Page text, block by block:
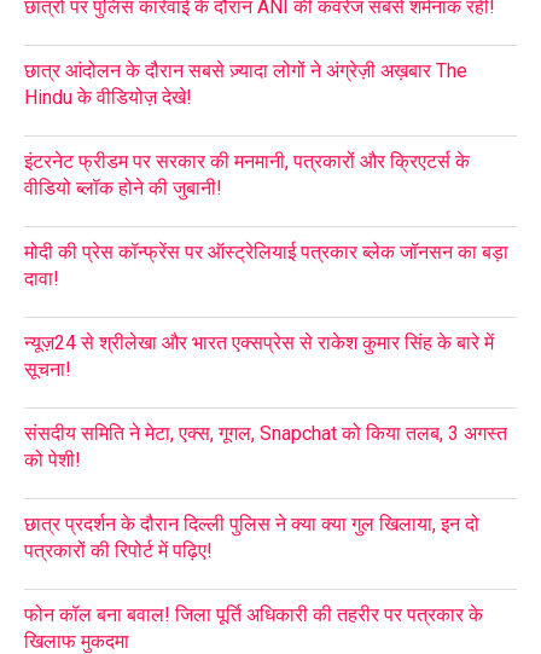
छात्रों पर पुलिस कार्रवाई के दौरान ANI की कवरेज सबसे शर्मनाक रही!
छात्र आंदोलन के दौरान सबसे ज़्यादा लोगों ने अंग्रेज़ी अख़बार The
Hindu के वीडियोज़ देखे!
इंटरनेट फ्रीडम पर सरकार की मनमानी, पत्रकारों और क्रिएटर्स के
वीडियो ब्लॉक होने की जुबानी!
मोदी की प्रेस कॉन्फ्रेंस पर ऑस्ट्रेलियाई पत्रकार ब्लेक जॉनसन का बड़ा
दावा!
न्यूज़24 से श्रीलेखा और भारत एक्सप्रेस से राकेश कुमार सिंह के बारे में
सूचना!
संसदीय समिति ने मेटा, एक्स, गूगल, Snapchat को किया तलब, 3 अगस्त
को पेशी!
छात्र प्रदर्शन के दौरान दिल्ली पुलिस ने क्या क्या गुल खिलाया, इन दो
पत्रकारों की रिपोर्ट में पढ़िए!
फोन कॉल बना बवाल! जिला पूर्ति अधिकारी की तहरीर पर पत्रकार के
खिलाफ मुकदमा